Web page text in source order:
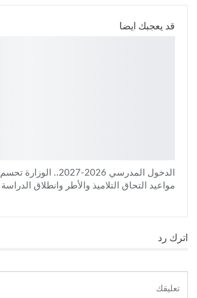
قد يعجبك ايضا
الدخول المدرسي 2026-2027.. الوزارة تحسم
مواعيد التحاق التلاميذ والأطر وانطلاق الدراسة
اترك رد